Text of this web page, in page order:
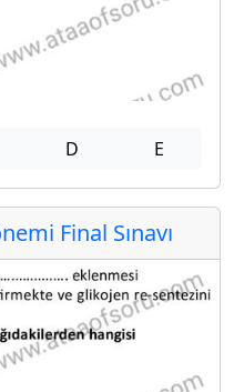
D E
Final Sınavı